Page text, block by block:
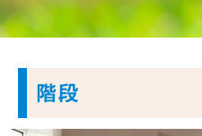
階段